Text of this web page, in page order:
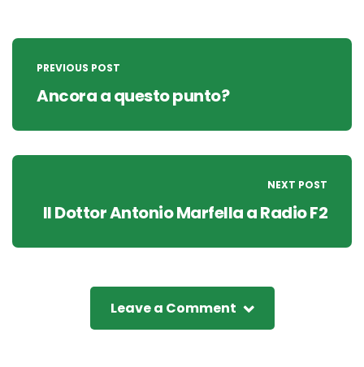
Post
navigation
PREVIOUS POST
Ancora a questo punto?
NEXT POST
Il Dottor Antonio Marfella a Radio F2
Leave a Comment